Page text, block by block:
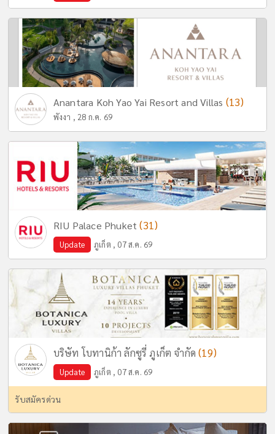
Anantara Koh Yao Yai Resort and Villas (13)
พังงา , 28 ก.ค. 69
RIU Palace Phuket(31)
Update ภูเก็ต , 07 ส.ค. 69
บริษัท โบทานิก้า ลักซูรี่ ภูเก็ต จำกัด(19)
Update ภูเก็ต , 07 ส.ค. 69
รับสมัครด่วน